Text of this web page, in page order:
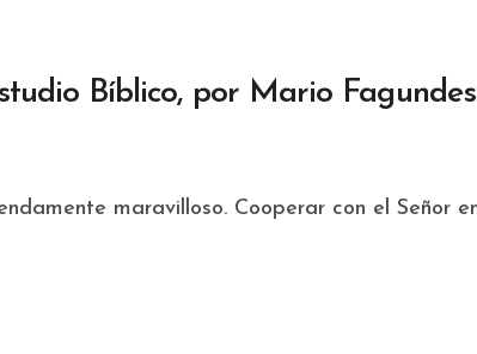
Bíblico, por Mario Fagundes